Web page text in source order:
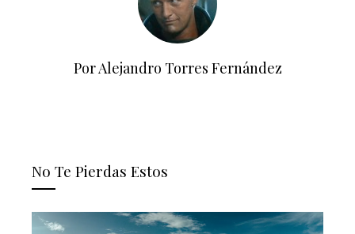
Por Alejandro Torres Fernández
No Te Pierdas Estos